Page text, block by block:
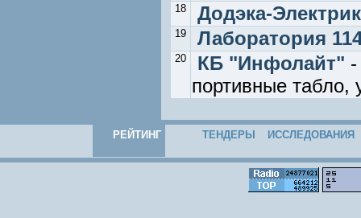
18 Додэка-Электрик
19 Лаборатория
20 КБ "Инфолайт"
портивные табло,
РЕЙТИНГ ТЕНДЕРЫ ИССЛЕДОВАНИЯ